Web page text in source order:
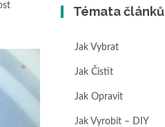
Témata článků
Jak Vybrat
Jak Čistit
Jak Opravit
Jak Vyrobit – DIY